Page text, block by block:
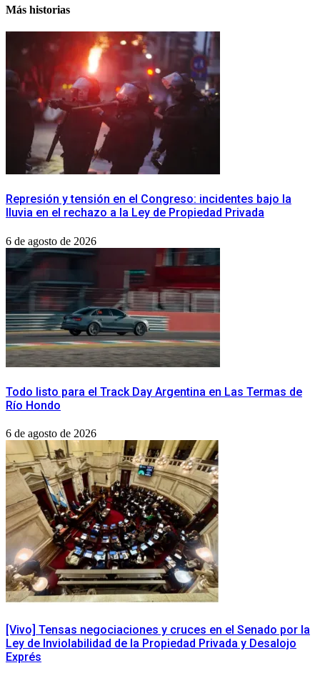
Más historias
Represión y tensión en el Congreso: incidentes bajo la
lluvia en el rechazo a la Ley de Propiedad Privada
6 de agosto de 2026
Todo listo para el Track Day Argentina en Las Termas de
Río Hondo
6 de agosto de 2026
[Vivo] Tensas negociaciones y cruces en el Senado por la
Ley de Inviolabilidad de la Propiedad Privada y Desalojo
Exprés